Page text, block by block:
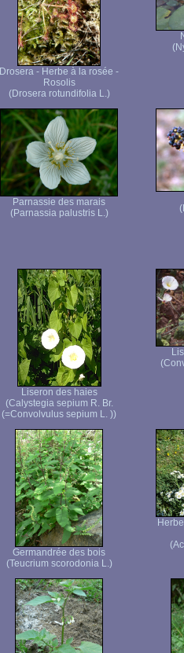
Drosera - Herbe à la rosée -
Rosolis
(Drosera rotundifolia L.)
Parnassie des marais
(Parnassia palustris L.)
Liseron des haies
(Calystegia sepium R. Br.
(=Convolvulus sepium L. ))
Germandrée des bois
(Teucrium scorodonia L.)